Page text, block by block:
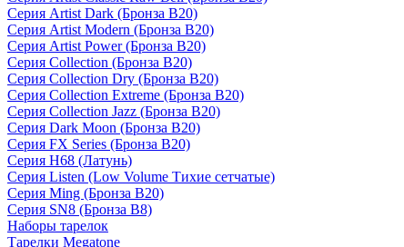
Серия Artist Dark (Бронза B20)
Серия Artist Modern (Бронза B20)
Серия Artist Power (Бронза B20)
Серия Collection (Бронза B20)
Серия Collection Dry (Бронза B20)
Серия Collection Extreme (Бронза B20)
Серия Collection Jazz (Бронза B20)
Серия Dark Moon (Бронза B20)
Серия FX Series (Бронза B20)
Серия H68 (Латунь)
Серия Listen (Low Volume Тихие сетчатые)
Серия Ming (Бронза B20)
Серия SN8 (Бронза B8)
Наборы тарелок
Тарелки Megatone